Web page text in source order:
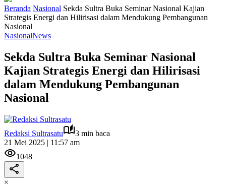
Beranda Nasional Sekda Sultra Buka Seminar Nasional Kajian
Strategis Energi dan Hilirisasi dalam Mendukung Pembangunan
Nasional
NasionalNews
Sekda Sultra Buka Seminar Nasional
Kajian Strategis Energi dan Hilirisasi
dalam Mendukung Pembangunan
Nasional
Redaksi Sultrasatu
3 min baca
21 Mei 2025 | 11:57 am
1048
×